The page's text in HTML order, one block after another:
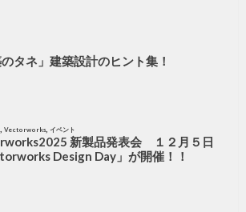
のタネ」建築設計のヒント集！
Vectorworks, イベント
新製品発表会 １２月５日
Design Day」が開催！！